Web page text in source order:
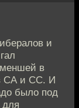
и
в
СА и СС. И
было под
для